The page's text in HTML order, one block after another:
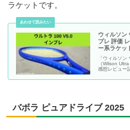
ラケットです。
ウィルソン
プレ 評価
ー系ラケッ
「ウィルソン
（Wilson
感想レビュー
バボラ ピュアドライブ 2025